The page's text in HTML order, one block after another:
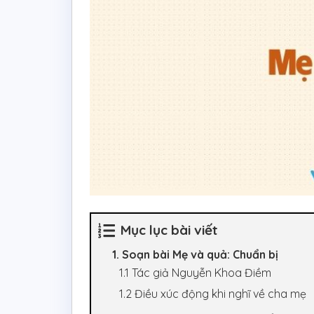
Mục lục bài viết
1. Soạn bài Mẹ và quả: Chuẩn bị
1.1 Tác giả Nguyễn Khoa Điềm
1.2 Điều xúc động khi nghĩ về cha mẹ